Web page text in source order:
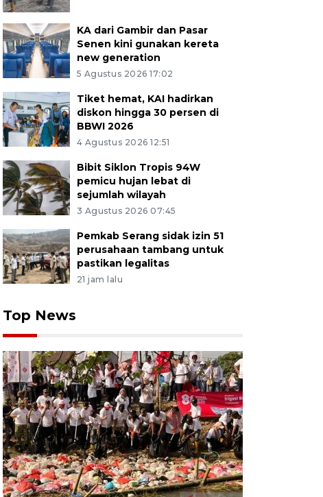
KA dari Gambir dan Pasar
Senen kini gunakan kereta
new generation
5 Agustus 2026 17:02
Tiket hemat, KAI hadirkan
diskon hingga 30 persen di
BBWI 2026
4 Agustus 2026 12:51
Bibit Siklon Tropis 94W
pemicu hujan lebat di
sejumlah wilayah
3 Agustus 2026 07:45
Pemkab Serang sidak izin 51
perusahaan tambang untuk
pastikan legalitas
21 jam lalu
Top News